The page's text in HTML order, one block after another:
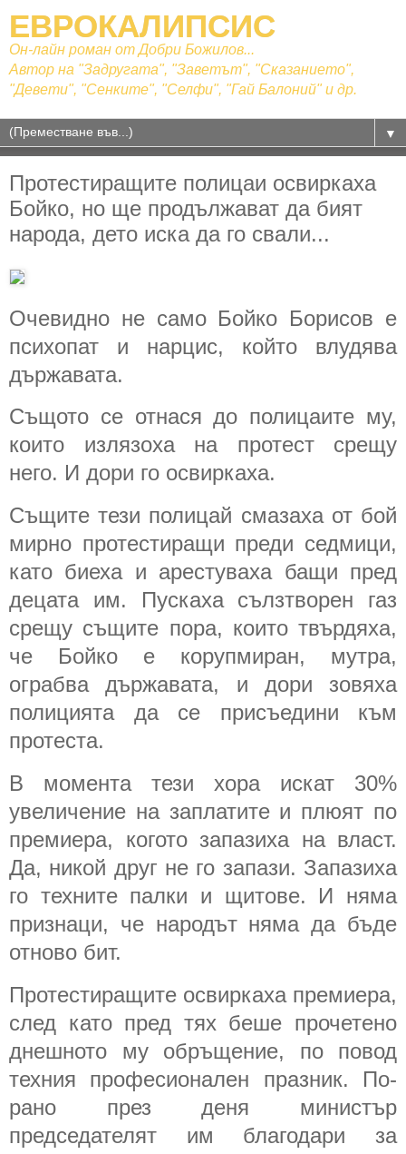
ЕВРОКАЛИПСИС
Он-лайн роман от Добри Божилов...
Автор на "Задругата", "Заветът", "Сказанието",
"Девети", "Сенките", "Селфи", "Гай Балоний" и др.
▼
Протестиращите полицаи освиркаха
Бойко, но ще продължават да бият
народа, дето иска да го свали...
Очевидно не само Бойко Борисов е
психопат и нарцис, който влудява
държавата.
Същото се отнася до полицаите му,
които излязоха на протест срещу
него. И дори го освиркаха.
Същите тези полицай смазаха от бой
мирно протестиращи преди седмици,
като биеха и арестуваха бащи пред
децата им. Пускаха сълзтворен газ
срещу същите пора, които твърдяха,
че Бойко е корупмиран, мутра,
ограбва държавата, и дори зовяха
полицията да се присъедини към
протеста.
В момента тези хора искат 30%
увеличение на заплатите и плюят по
премиера, когото запазиха на власт.
Да, никой друг не го запази. Запазиха
го техните палки и щитове. И няма
признаци, че народът няма да бъде
отново бит.
Протестиращите освиркаха премиера,
след като пред тях беше прочетено
днешното му обръщение, по повод
техния професионален празник. По-
рано през деня министър
председателят им благодари за